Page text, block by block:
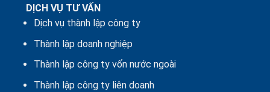
DỊCH VỤ TƯ VẤN
Dịch vụ thành lập công ty
Thành lập doanh nghiệp
Thành lập công ty vốn nước ngoài
Thành lập công ty liên doanh